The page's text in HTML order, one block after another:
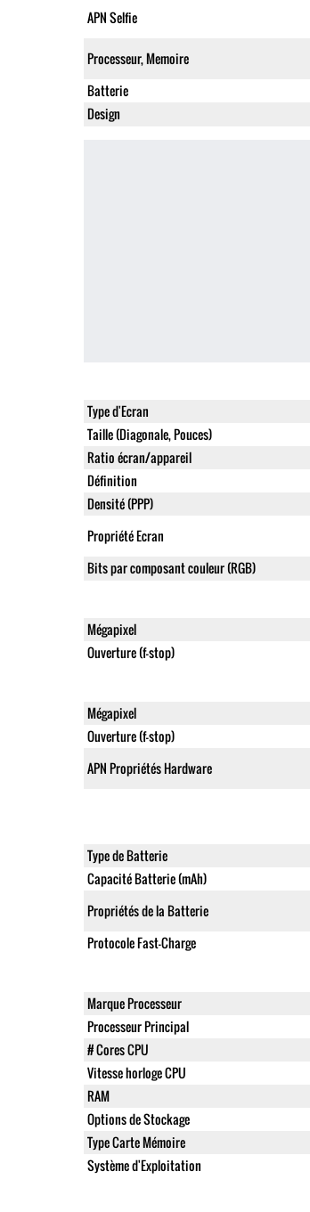
APN Selfie
Processeur, Memoire
Batterie
Design
Type d'Ecran
Taille (Diagonale, Pouces)
Ratio écran/appareil
Définition
Densité (PPP)
Propriété Ecran
Bits par composant couleur (RGB)
Mégapixel
Ouverture (f-stop)
Mégapixel
Ouverture (f-stop)
APN Propriétés Hardware
Type de Batterie
Capacité Batterie (mAh)
Propriétés de la Batterie
Protocole Fast-Charge
Marque Processeur
Processeur Principal
# Cores CPU
Vitesse horloge CPU
RAM
Options de Stockage
Type Carte Mémoire
Système d'Exploitation